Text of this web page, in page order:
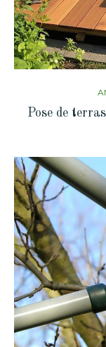
Pose de